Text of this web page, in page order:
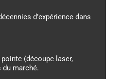
d’expérience dans
(découpe laser,
marché.